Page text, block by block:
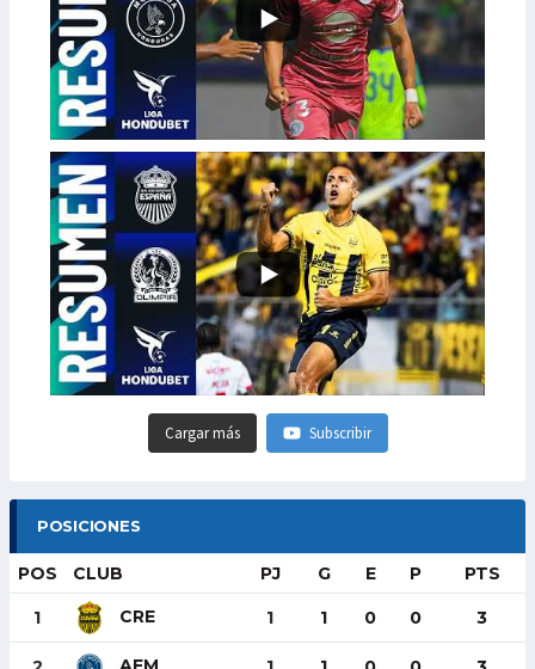
Cargar más Subscribir
POSICIONES
POS CLUB PJ G E P PTS
1 CRE 1 1 0 0 3